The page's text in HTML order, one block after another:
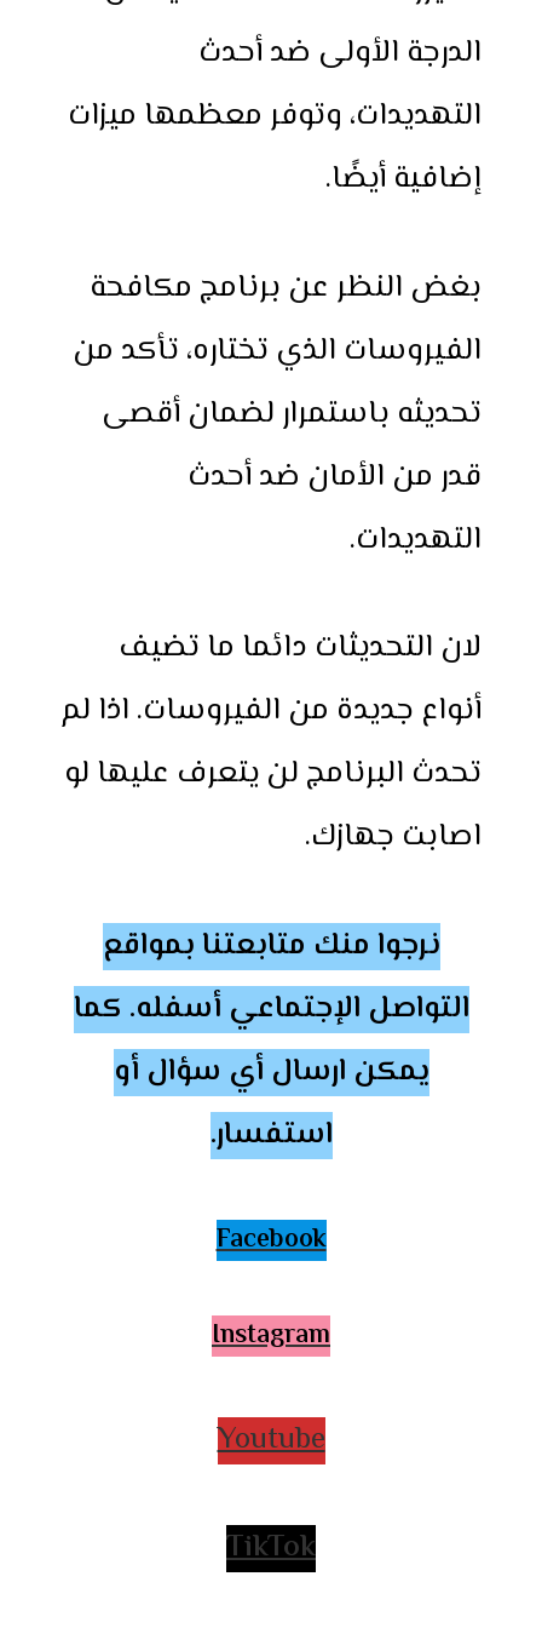
الدرجة الأولى ضد أحدث
التهديدات، وتوفر معظمها ميزات
إضافية أيضًا.
بغض النظر عن برنامج مكافحة
الفيروسات الذي تختاره، تأكد من
تحديثه باستمرار لضمان أقصى
قدر من الأمان ضد أحدث
التهديدات.
لان التحديثات دائما ما تضيف
أنواع جديدة من الفيروسات. اذا لم
تحدث البرنامج لن يتعرف عليها لو
اصابت جهازك.
نرجوا منك متابعتنا بمواقع
التواصل الإجتماعي أسفله. كما
يمكن ارسال أي سؤال أو
استفسار.
Facebook
Instagram
Youtube
TikTok